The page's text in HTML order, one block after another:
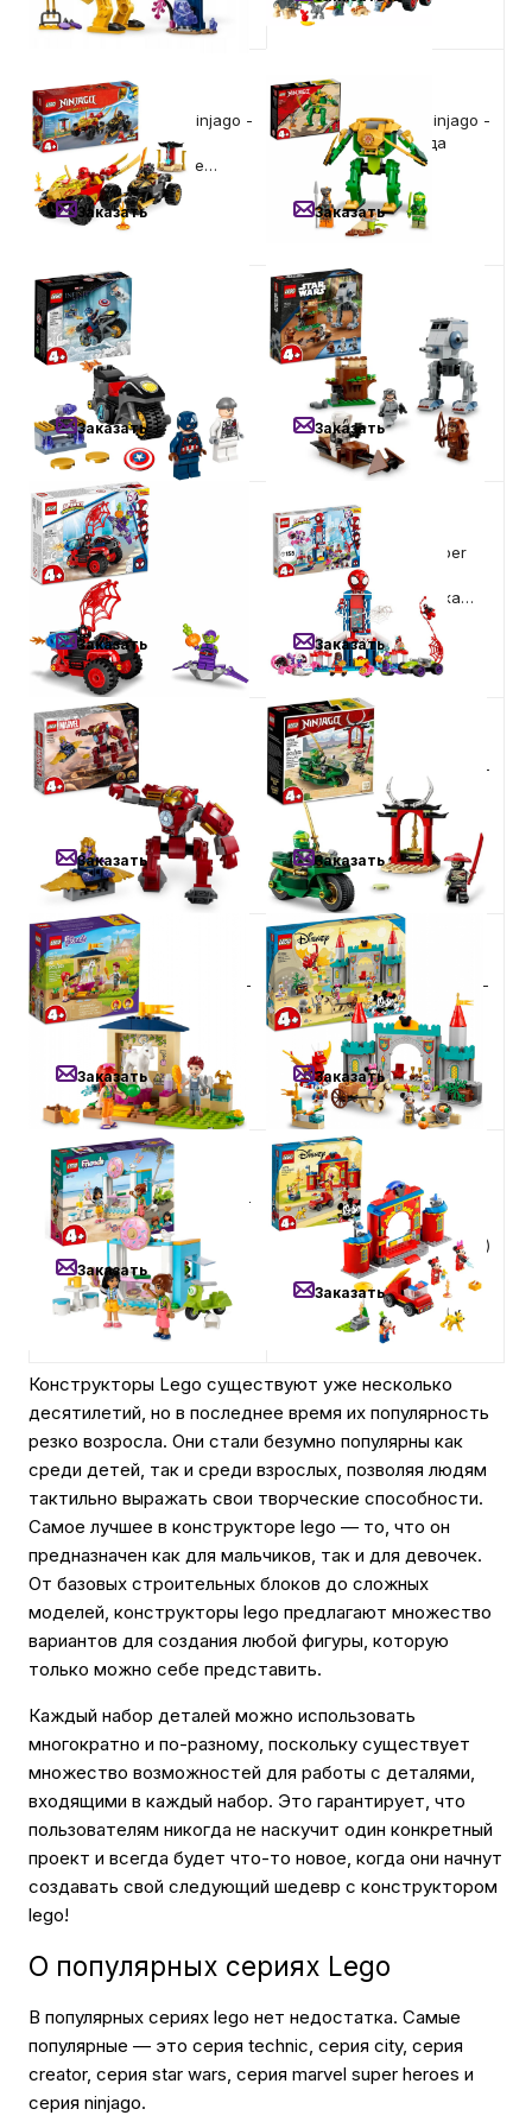
Сервисный центр Apple в Самаре
Подарочные сертификаты
Аудио
2 790₽
Конструктор LEGO Ninjago -
Кай и Рас: Битва на
машине и мотоцикле
(71789)
Заказать
1 590₽
Конструктор LEGO Ninjago -
Робот-ниндзя Ллойда
(71757)
Заказать
2 290₽
Конструктор LEGO Super
Heroes - Битва Капитана
Америка с Гидрой (76189)
Заказать
3 490₽
Конструктор LEGO Star
Wars™ - Шагоход AT-ST
(75332)
Заказать
1 390₽
Конструктор LEGO Marvel
Super Heroes - Майлз
Моралес: техно-трайк
Человека-Паука (10781)
Заказать
5 990₽
Конструктор LEGO Super
Heroes - Вечеринка в
штабе Человека-Паука
Заказать
3 990₽
Конструктор LEGO Super
Heroes - Железный
человек: Халкбастер
против Таноса (76263)
Заказать
1 990₽
Конструктор LEGO Ninjago -
Уличный байк Ллойда
(71788)
Заказать
1 590₽
Конструктор LEGO Friends -
Конюшня для мытья пони
(41696)
Заказать
5 900₽
Конструктор LEGO Classic -
Микки и его друзья —
защитники замка (10780)
Заказать
1 290₽
Конструктор LEGO Friends -
Магазин пончиков (41723)
Заказать
4 490₽
Конструктор LEGO Disney -
Пожарная часть и машина
Микки и его друзей (10776)
Заказать
Конструкторы Lego существуют уже несколько
десятилетий, но в последнее время их популярность
резко возросла. Они стали безумно популярны как
среди детей, так и среди взрослых, позволяя людям
тактильно выражать свои творческие способности.
Самое лучшее в конструкторе lego — то, что он
предназначен как для мальчиков, так и для девочек.
От базовых строительных блоков до сложных
моделей, конструкторы lego предлагают множество
вариантов для создания любой фигуры, которую
только можно себе представить.
Каждый набор деталей можно использовать
многократно и по-разному, поскольку существует
множество возможностей для работы с деталями,
входящими в каждый набор. Это гарантирует, что
пользователям никогда не наскучит один конкретный
проект и всегда будет что-то новое, когда они начнут
создавать свой следующий шедевр с конструктором
lego!
О популярных сериях Lego
В популярных сериях lego нет недостатка. Самые
популярные — это серия technic, серия city, серия
creator, серия star wars, серия marvel super heroes и
серия ninjago.